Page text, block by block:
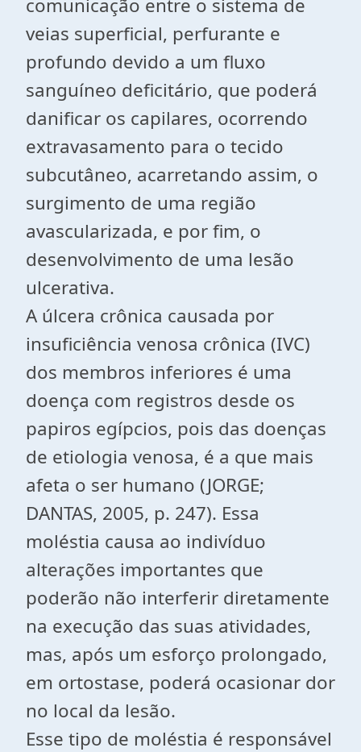
comunicação entre o sistema de
veias superficial, perfurante e
profundo devido a um fluxo
sanguíneo deficitário, que poderá
danificar os capilares, ocorrendo
extravasamento para o tecido
subcutâneo, acarretando assim, o
surgimento de uma região
avascularizada, e por fim, o
desenvolvimento de uma lesão
ulcerativa.
A úlcera crônica causada por
insuficiência venosa crônica (IVC)
dos membros inferiores é uma
doença com registros desde os
papiros egípcios, pois das doenças
de etiologia venosa, é a que mais
afeta o ser humano (JORGE;
DANTAS, 2005, p. 247). Essa
moléstia causa ao indivíduo
alterações importantes que
poderão não interferir diretamente
na execução das suas atividades,
mas, após um esforço prolongado,
em ortostase, poderá ocasionar dor
no local da lesão.
Esse tipo de moléstia é responsável